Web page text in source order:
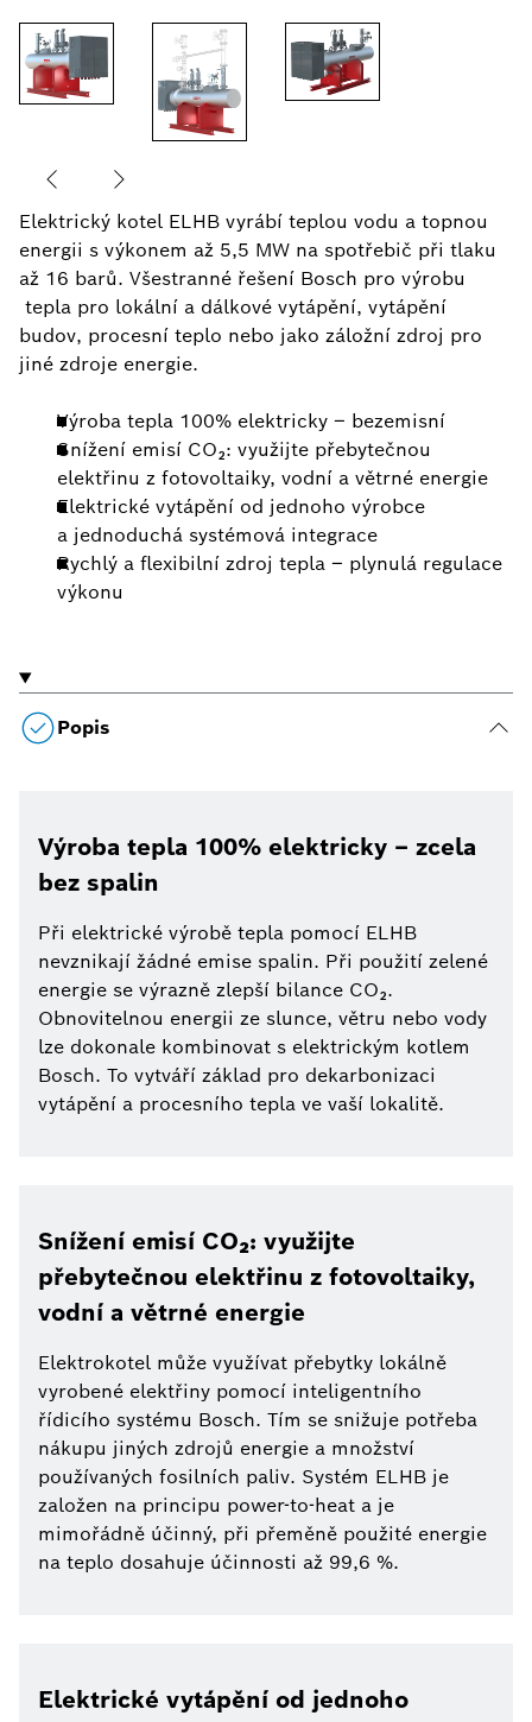
Elektrický kotel ELHB vyrábí teplou vodu a topnou
energii s výkonem až 5,5 MW na spotřebič při tlaku
až 16 barů. Všestranné řešení Bosch pro výrobu
tepla pro lokální a dálkové vytápění, vytápění
budov, procesní teplo nebo jako záložní zdroj pro
jiné zdroje energie.
Výroba tepla 100% elektricky – bezemisní
Snížení emisí CO₂: využijte přebytečnou
elektřinu z fotovoltaiky, vodní a větrné energie
Elektrické vytápění od jednoho výrobce
a jednoduchá systémová integrace
Rychlý a flexibilní zdroj tepla – plynulá regulace
výkonu
Popis
Výroba tepla 100% elektricky – zcela
bez spalin
Při elektrické výrobě tepla pomocí ELHB
nevznikají žádné emise spalin. Při použití zelené
energie se výrazně zlepší bilance CO₂.
Obnovitelnou energii ze slunce, větru nebo vody
lze dokonale kombinovat s elektrickým kotlem
Bosch. To vytváří základ pro dekarbonizaci
vytápění a procesního tepla ve vaší lokalitě.
Snížení emisí CO₂: využijte
přebytečnou elektřinu z fotovoltaiky,
vodní a větrné energie
Elektrokotel může využívat přebytky lokálně
vyrobené elektřiny pomocí inteligentního
řídicího systému Bosch. Tím se snižuje potřeba
nákupu jiných zdrojů energie a množství
používaných fosilních paliv. Systém ELHB je
založen na principu power-to-heat a je
mimořádně účinný, při přeměně použité energie
na teplo dosahuje účinnosti až 99,6 %.
Elektrické vytápění od jednoho